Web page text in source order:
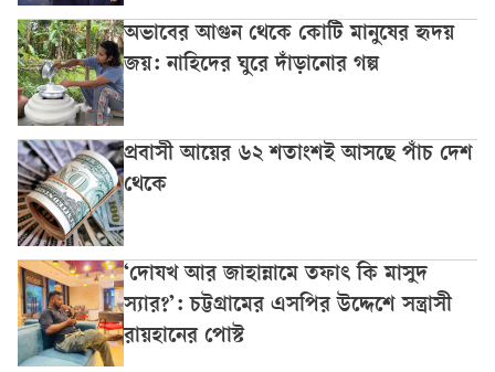
অভাবের আগুন থেকে কোটি মানুষের হৃদয়
জয়: নাহিদের ঘুরে দাঁড়ানোর গল্প
প্রবাসী আয়ের ৬২ শতাংশই আসছে পাঁচ দেশ
থেকে
‘দোযখ আর জাহান্নামে তফাৎ কি মাসুদ
স্যার?’: চট্টগ্রামের এসপির উদ্দেশে সন্ত্রাসী
রায়হানের পোস্ট